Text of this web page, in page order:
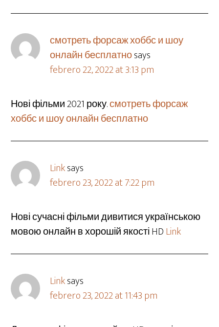
смотреть форсаж хоббс и шоу
онлайн бесплатноsays
febrero 22, 2022 at 3:13 pm
Нові фільми 2021 року.смотреть форсаж
хоббс и шоу онлайн бесплатно
Linksays
febrero 23, 2022 at 7:22 pm
Нові сучасні фільми дивитися українською
мовою онлайн в хорошій якості HDLink
Linksays
febrero 23, 2022 at 11:43 pm